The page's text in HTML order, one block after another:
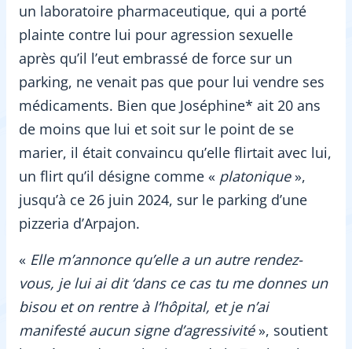
un laboratoire pharmaceutique, qui a porté
plainte contre lui pour agression sexuelle
après qu’il l’eut embrassé de force sur un
parking, ne venait pas que pour lui vendre ses
médicaments. Bien que Joséphine* ait 20 ans
de moins que lui et soit sur le point de se
marier, il était convaincu qu’elle flirtait avec lui,
un flirt qu’il désigne comme « platonique »,
jusqu’à ce 26 juin 2024, sur le parking d’une
pizzeria d’Arpajon.
« Elle m’annonce qu’elle a un autre rendez-
vous, je lui ai dit ‘dans ce cas tu me donnes un
bisou et on rentre à l’hôpital, et je n’ai
manifesté aucun signe d’agressivité», soutient